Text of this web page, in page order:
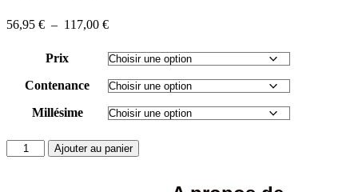
56,95 € – 117,00 €Plage
prix :
56,95 €
à
117,00 €
Prix
Contenance
Millésime
quantité
de
Ajouter au panier